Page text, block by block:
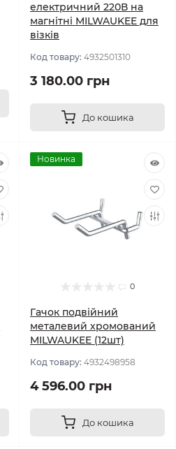
електричний 220В на
магнітні MILWAUKEE для
візків
Код товару: 4932501310
3 180.00 грн
До кошика
Новинка
0
Гачок подвійний
металевий хромований
MILWAUKEE (12шт)
Код товару: 4932498958
4 596.00 грн
До кошика